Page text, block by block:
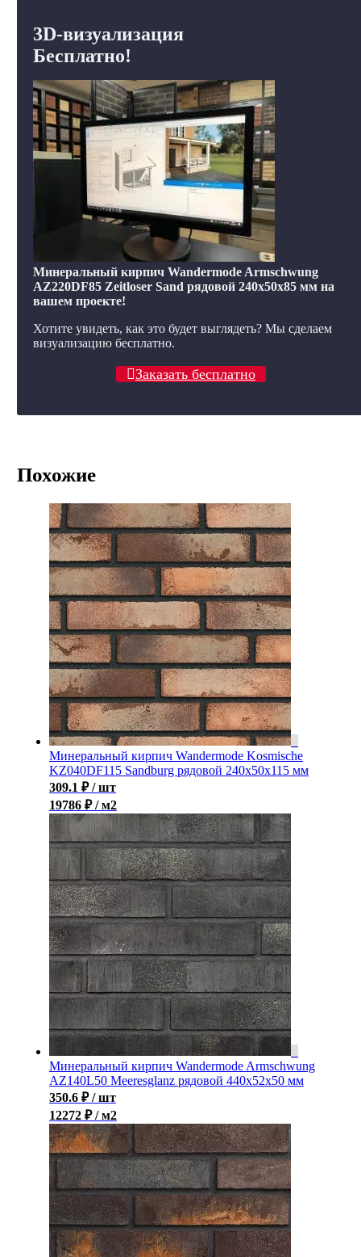
3D-визуализация
Бесплатно!
Минеральный кирпич Wandermode Armschwung
AZ220DF85 Zeitloser Sand рядовой 240x50x85 мм на
вашем проекте!
Хотите увидеть, как это будет выглядеть? Мы сделаем
визуализацию бесплатно.
Заказать бесплатно
Похожие
Минеральный кирпич Wandermode Kosmische
KZ040DF115 Sandburg рядовой 240x50x115 мм
309.1 ₽ / шт
19786 ₽ / м2
Минеральный кирпич Wandermode Armschwung
AZ140L50 Meeresglanz рядовой 440x52x50 мм
350.6 ₽ / шт
12272 ₽ / м2